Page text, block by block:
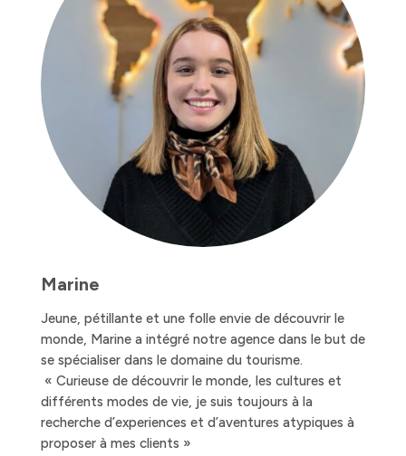
Marine
Jeune, pétillante et une folle envie de découvrir le
monde, Marine a intégré notre agence dans le but de
se spécialiser dans le domaine du tourisme.
« Curieuse de découvrir le monde, les cultures et
différents modes de vie, je suis toujours à la
recherche d’experiences et d’aventures atypiques à
proposer à mes clients »